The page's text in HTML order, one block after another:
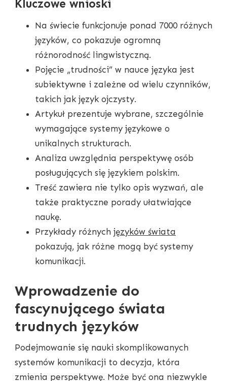
Kluczowe wnioski
Na świecie funkcjonuje ponad 7000 różnych
języków, co pokazuje ogromną
różnorodność lingwistyczną.
Pojęcie „trudności” w nauce języka jest
subiektywne i zależne od wielu czynników,
takich jak język ojczysty.
Artykuł prezentuje wybrane, szczególnie
wymagające systemy językowe o
unikalnych strukturach.
Analiza uwzględnia perspektywę osób
posługujących się językiem polskim.
Treść zawiera nie tylko opis wyzwań, ale
także praktyczne porady ułatwiające
naukę.
Przykłady różnych języków świata
pokazują, jak różne mogą być systemy
komunikacji.
Wprowadzenie do
fascynującego świata
trudnych języków
Podejmowanie się nauki skomplikowanych
systemów komunikacji to decyzja, która
zmienia perspektywę. Może być ona niezwykle